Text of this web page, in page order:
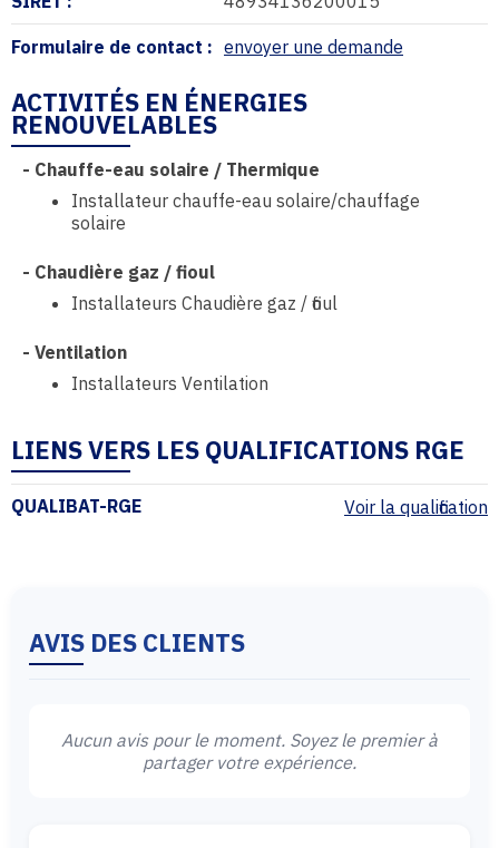
Formulaire de contact : envoyer une demande
ACTIVITÉS EN ÉNERGIES
RENOUVELABLES
- Chauffe-eau solaire / Thermique
Installateur chauffe-eau solaire/chauffage
solaire
- Chaudière gaz / fioul
Installateurs Chaudière gaz / fioul
- Ventilation
Installateurs Ventilation
LIENS VERS LES QUALIFICATIONS RGE
QUALIBAT-RGE Voir la qualification
AVIS DES CLIENTS
Aucun avis pour le moment. Soyez le premier à
partager votre expérience.